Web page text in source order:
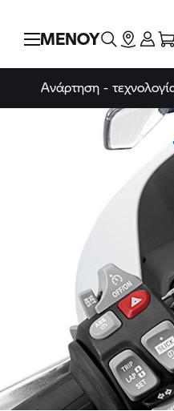
ΜΕΝΟΥ
Ανάρτηση -